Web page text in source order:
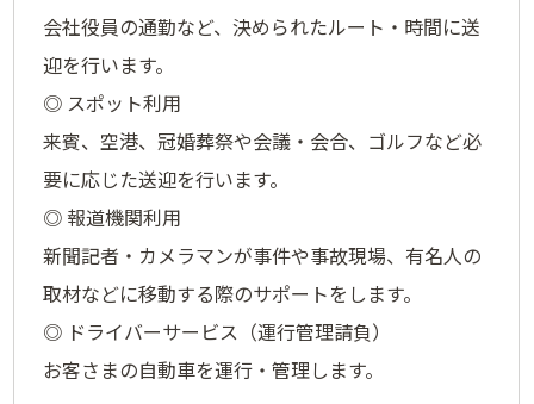
会社役員の通勤など、決められたルート・時間に送
迎を行います。
◎ スポット利用
来賓、空港、冠婚葬祭や会議・会合、ゴルフなど必
要に応じた送迎を行います。
◎ 報道機関利用
新聞記者・カメラマンが事件や事故現場、有名人の
取材などに移動する際のサポートをします。
◎ ドライバーサービス（運行管理請負）
お客さまの自動車を運行・管理します。